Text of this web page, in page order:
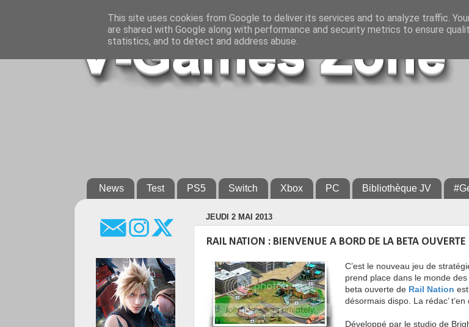
News Test PS5 Switch Xbox PC Bibliothèque JV
JEUDI 2 MAI 2013
RAIL NATION : BIENVENUE A BORD DE LA BETA OUVERTE
C’est le nouveau jeu de
prend place dans le monde
beta ouverte de Rail Nation est
désormais dispo. La rédac’ t’en
Développé par le studio de
This site uses cookies from Google to deliver its services and to analyze traffic.
are shared with Google along with performance and security metrics to ensure
statistics, and to detect and address abuse.